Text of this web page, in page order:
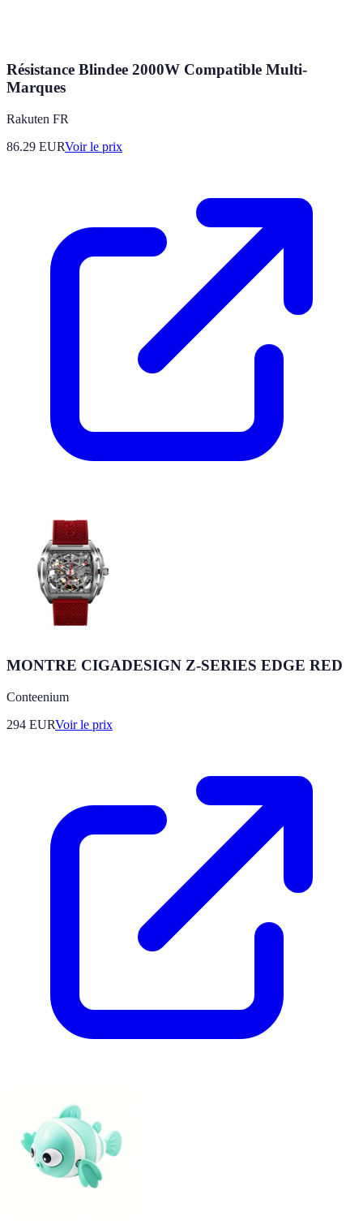
Résistance Blindee 2000W Compatible Multi-
Marques
Rakuten FR
86.29 EURVoir le prix
MONTRE CIGADESIGN Z-SERIES EDGE RED
Conteenium
294 EURVoir le prix